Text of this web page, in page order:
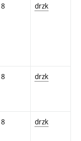
8 drzk
8 drzk
8 drzk